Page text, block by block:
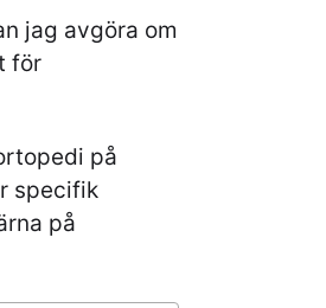
jag avgöra om
för
på
specifik
på